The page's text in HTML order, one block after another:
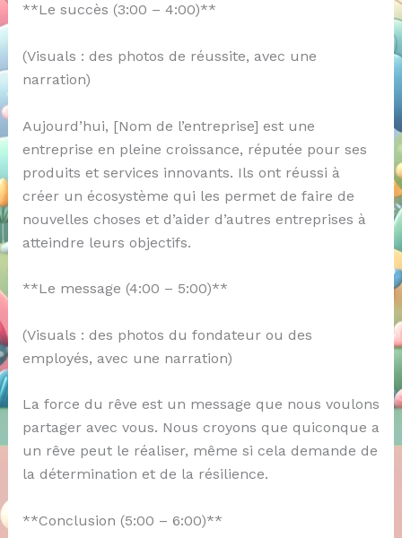
**Le succès (3:00 – 4:00)**
(Visuals : des photos de réussite, avec une
narration)
Aujourd’hui, [Nom de l’entreprise] est une
entreprise en pleine croissance, réputée pour ses
produits et services innovants. Ils ont réussi à
créer un écosystème qui les permet de faire de
nouvelles choses et d’aider d’autres entreprises à
atteindre leurs objectifs.
**Le message (4:00 – 5:00)**
(Visuals : des photos du fondateur ou des
employés, avec une narration)
La force du rêve est un message que nous voulons
partager avec vous. Nous croyons que quiconque a
un rêve peut le réaliser, même si cela demande de
la détermination et de la résilience.
**Conclusion (5:00 – 6:00)**